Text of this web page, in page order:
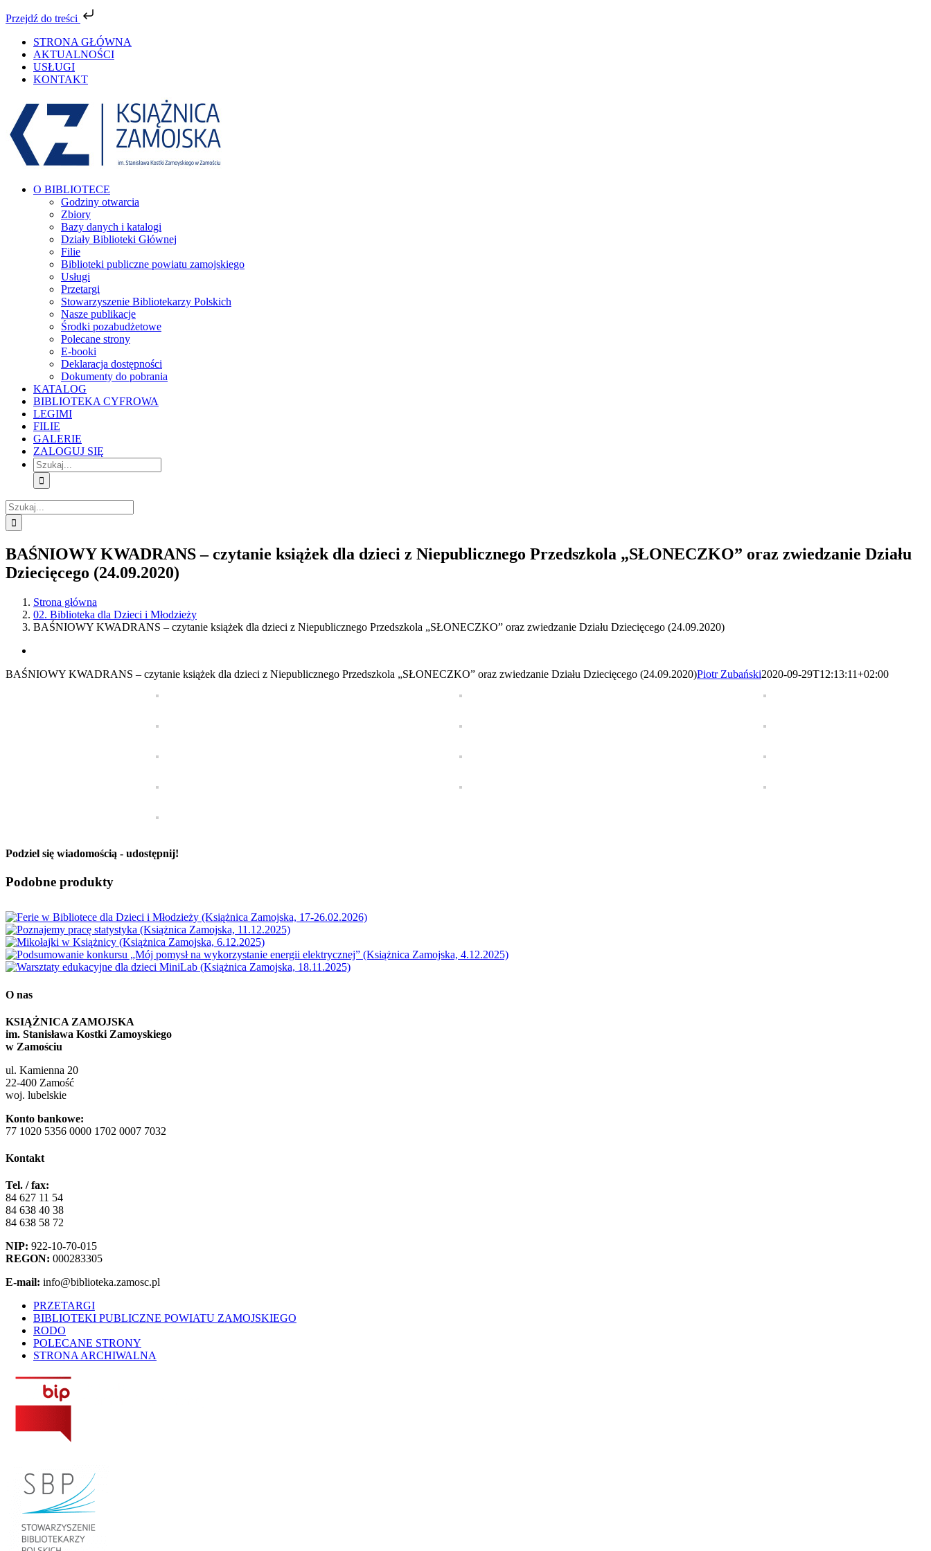
Przejdź do treści
zawartości
STRONA GŁÓWNA
AKTUALNOŚCI
USŁUGI
KONTAKT
Facebook
YouTube
Instagram
Tiktok
O BIBLIOTECE
Godziny otwarcia
Zbiory
Bazy danych i katalogi
Działy Biblioteki Głównej
Filie
Biblioteki publiczne powiatu zamojskiego
Usługi
Przetargi
Stowarzyszenie Bibliotekarzy Polskich
Nasze publikacje
Środki pozabudżetowe
Polecane strony
E-booki
Deklaracja dostępności
Dokumenty do pobrania
KATALOG
BIBLIOTEKA CYFROWA
LEGIMI
FILIE
GALERIE
ZALOGUJ SIĘ
Szukaj
Szukaj
BAŚNIOWY KWADRANS – czytanie książek dla dzieci z Niepublicznego Przedszkola „SŁONECZKO” oraz zwiedzanie Działu
Dziecięcego (24.09.2020)
Strona główna
02. Biblioteka dla Dzieci i Młodzieży
BAŚNIOWY KWADRANS – czytanie książek dla dzieci z Niepublicznego Przedszkola „SŁONECZKO” oraz zwiedzanie Działu Dziecięcego (24.09.2020)
Image
BAŚNIOWY KWADRANS – czytanie książek dla dzieci z Niepublicznego Przedszkola „SŁONECZKO” oraz zwiedzanie Działu Dziecięcego (24.09.2020)Piotr Zubański2020-09-29T12:13:11+02:00
Podziel się wiadomością - udostępnij!
Facebook
X
Reddit
LinkedIn
WhatsApp
Tumblr
Pinterest
Vk
Email
Podobne produkty
O nas
KSIĄŻNICA ZAMOJSKA
im. Stanisława Kostki Zamoyskiego
w Zamościu
ul. Kamienna 20
22-400 Zamość
woj. lubelskie
Konto bankowe:
77 1020 5356 0000 1702 0007 7032
Kontakt
Tel. / fax:
84 627 11 54
84 638 40 38
84 638 58 72
NIP: 922-10-70-015
REGON: 000283305
E-mail: info@biblioteka.zamosc.pl
PRZETARGI
BIBLIOTEKI PUBLICZNE POWIATU ZAMOJSKIEGO
RODO
POLECANE STRONY
STRONA ARCHIWALNA